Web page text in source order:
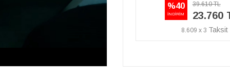
39.610 TL %45
İNDİRİM
41.370 TL
22.750
8.243 x 3